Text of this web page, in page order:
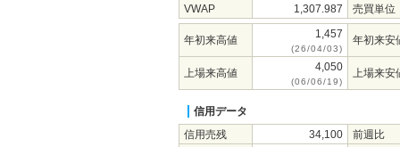
VWAP 1,307.987 売買単位
年初来高値 1,457
(26/04/03)
年初来安
上場来高値 4,050
(06/06/19)
上場来安
信用データ
信用売残
34,100
前週比